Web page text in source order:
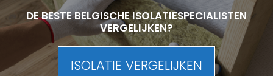
DE BESTE BELGISCHE ISOLATIESPECIALISTEN
VERGELIJKEN?
ISOLATIE VERGELIJKEN